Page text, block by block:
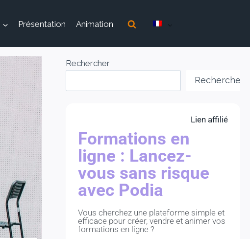
Présentation Animation
Rechercher
Rechercher
Lien affilié
Formations en
ligne : Lancez-
vous sans risque
avec Podia
Vous cherchez une plateforme simple et
efficace pour créer, vendre et animer vos
formations en ligne ?